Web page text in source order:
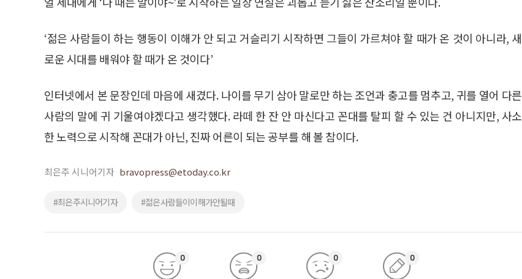
‘젊은 사람들이 하는 행동이 이해가 안 되고 거슬리기 시작하면 그들이 가르쳐야 할 때가 온 것이 아니라, 새
로운 시대를 배워야 할 때가 온 것이다’
인터넷에서 본 문장인데 마음에 새겼다. 나이를 무기 삼아 말로만 하는 조언과 충고를 멈추고, 귀를 열어 다른
사람의 말에 귀 기울여야겠다고 생각했다. 라떼 한 잔 안 마신다고 꼰대를 탈피 할 수 있는 건 아니지만, 사소
한 노력으로 시작해 꼰대가 아닌, 진짜 어른이 되는 공부를 해 볼 참이다.
최은주 시니어기자 bravopress@etoday.co.kr
#최은주시니어기자 #젊은사람들이이해가안될때
0 0 0 0